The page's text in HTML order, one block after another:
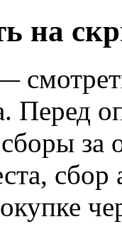
на
Перед
за
сбор